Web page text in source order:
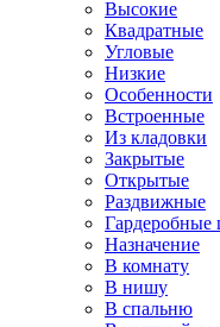
Высокие
Квадратные
Угловые
Низкие
Особенности
Встроенные
Из кладовки
Закрытые
Открытые
Раздвижные
Назначение
В комнату
В нишу
В спальню